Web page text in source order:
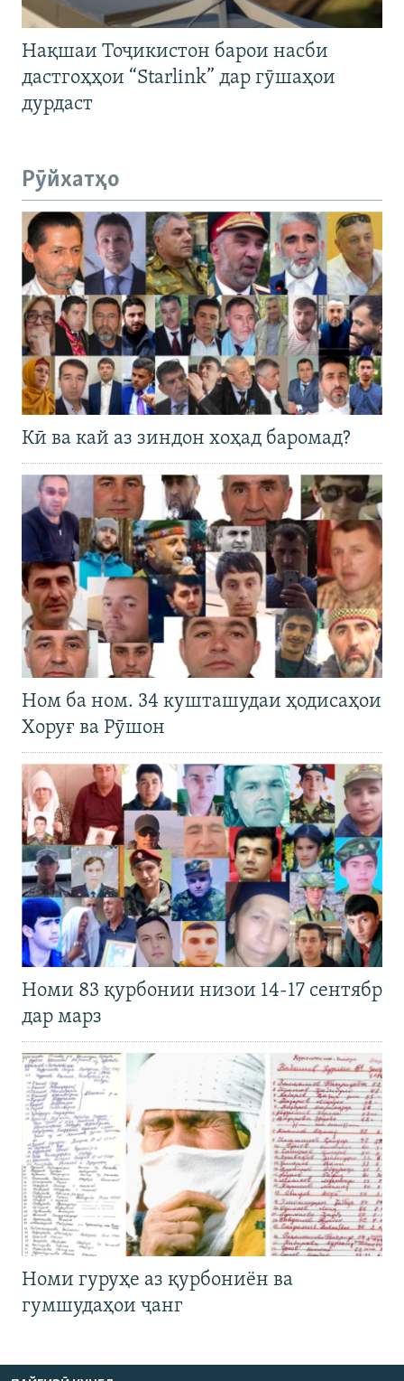
Нақшаи Тоҷикистон барои насби
дастгоҳҳои “Starlink” дар гӯшаҳои
дурдаст
Рӯйхатҳо
Кӣ ва кай аз зиндон хоҳад баромад?
Ном ба ном. 34 кушташудаи ҳодисаҳои
Хоруғ ва Рӯшон
Номи 83 қурбонии низои 14-17 сентябр
дар марз
Номи гуруҳе аз қурбониён ва
гумшудаҳои ҷанг